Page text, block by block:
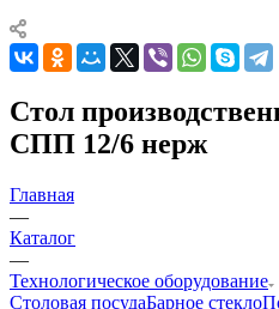
Стол
СПП 12/6 нерж
Главная
—
Каталог
—
Технологическое оборудование
Столовая посудаБарное стекло